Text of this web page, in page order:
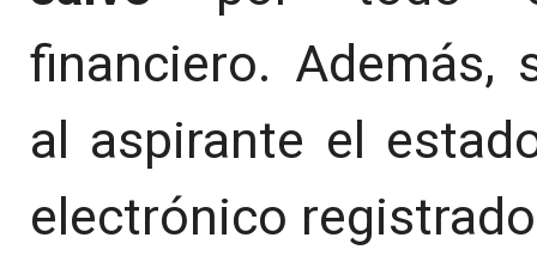
financiero. Además,
al aspirante el
electrónico